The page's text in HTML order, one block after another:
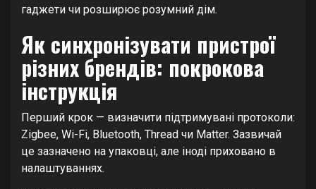
гаджети чи розширює розумний дім.
Як синхронізувати пристрої
різних брендів: покрокова
інструкція
Перший крок — визначити підтримувані протоколи:
Zigbee, Wi-Fi, Bluetooth, Thread чи Matter. Зазвичай
це зазначено на упаковці, але іноді приховано в
налаштуваннях.